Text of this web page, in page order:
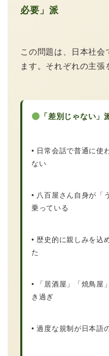
必要」派
この問題は、日本社会
ます。それぞれの主張
「差別じゃない」
• 日常会話で普通に使
ない
• 八百屋さん自身が「
乗っている
• 歴史的に親しみを込
た
• 「居酒屋」「焼鳥屋
き過ぎ
• 過度な規制が日本語